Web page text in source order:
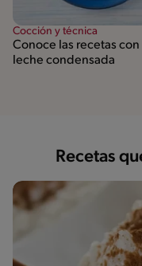
Cocción y técnica
Conoce las recetas con
leche condensada
Recetas